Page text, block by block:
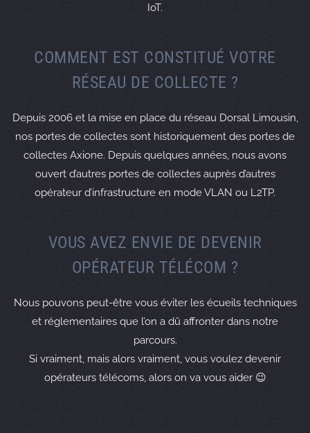
export: to AS8966 announce AS-ARTEWAN
import: from AS9036 accept AS-NEURONNEXION
remarks: #
remarks: # Peering YAHOO
import: from AS10310 accept AS-YAHOO
export: to AS10310 announce AS-ARTEWAN
import: from AS13030 accept AS-INITSET
export: to AS13030 announce AS-ARTEWAN
remarks: # Peering NERIM
import: from AS13193 accept AS-NERIM
export: to AS13193 announce AS-ARTEWAN
remarks: #
IoT.
COMMENT EST CONSTITUÉ VOTRE
RÉSEAU DE COLLECTE ?
Depuis 2006 et la mise en place du réseau Dorsal Limousin,
nos portes de collectes sont historiquement des portes de
collectes Axione. Depuis quelques années, nous avons
ouvert d’autres portes de collectes auprès d’autres
opérateur d’infrastructure en mode VLAN ou L2TP.
VOUS AVEZ ENVIE DE DEVENIR
OPÉRATEUR TÉLÉCOM ?
Nous pouvons peut-être vous éviter les écueils techniques
et réglementaires que l’on a dû affronter dans notre
parcours.
Si vraiment, mais alors vraiment, vous voulez devenir
opérateurs télécoms, alors on va vous aider 😉